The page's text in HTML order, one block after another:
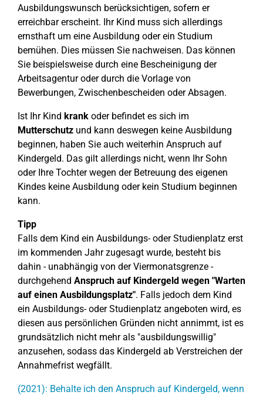
Ausbildungswunsch berücksichtigen, sofern er
erreichbar erscheint. Ihr Kind muss sich allerdings
ernsthaft um eine Ausbildung oder ein Studium
bemühen. Dies müssen Sie nachweisen. Das können
Sie beispielsweise durch eine Bescheinigung der
Arbeitsagentur oder durch die Vorlage von
Bewerbungen, Zwischenbescheiden oder Absagen.
Ist Ihr Kind krank oder befindet es sich im
Mutterschutz und kann deswegen keine Ausbildung
beginnen, haben Sie auch weiterhin Anspruch auf
Kindergeld. Das gilt allerdings nicht, wenn Ihr Sohn
oder Ihre Tochter wegen der Betreuung des eigenen
Kindes keine Ausbildung oder kein Studium beginnen
kann.
Tipp
Falls dem Kind ein Ausbildungs- oder Studienplatz erst
im kommenden Jahr zugesagt wurde, besteht bis
dahin - unabhängig von der Viermonatsgrenze -
durchgehend Anspruch auf Kindergeld wegen "Warten
auf einen Ausbildungsplatz". Falls jedoch dem Kind
ein Ausbildungs- oder Studienplatz angeboten wird, es
diesen aus persönlichen Gründen nicht annimmt, ist es
grundsätzlich nicht mehr als "ausbildungswillig"
anzusehen, sodass das Kindergeld ab Verstreichen der
Annahmefrist wegfällt.
(2021): Behalte ich den Anspruch auf Kindergeld, wenn